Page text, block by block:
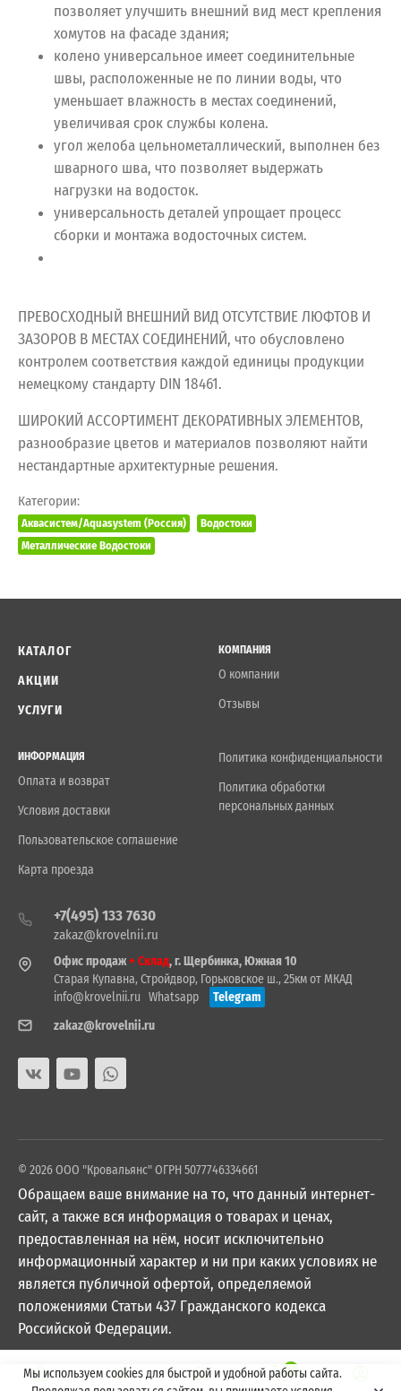
позволяет улучшить внешний вид мест крепления
хомутов на фасаде здания;
колено универсальное имеет соединительные
швы, расположенные не по линии воды, что
уменьшает влажность в местах соединений,
увеличивая срок службы колена.
угол желоба цельнометаллический, выполнен без
шварного шва, что позволяет выдержать
нагрузки на водосток.
универсальность деталей упрощает процесс
сборки и монтажа водосточных систем.
ПРЕВОСХОДНЫЙ ВНЕШНИЙ ВИД ОТСУТСТВИЕ ЛЮФТОВ И
ЗАЗОРОВ В МЕСТАХ СОЕДИНЕНИЙ, что обусловлено
контролем соответствия каждой единицы продукции
немецкому стандарту DIN 18461.
ШИРОКИЙ АССОРТИМЕНТ ДЕКОРАТИВНЫХ ЭЛЕМЕНТОВ,
разнообразие цветов и материалов позволяют найти
нестандартные архитектурные решения.
Категории:
Аквасистем/Aquasystem (Россия)
Водостоки
Металлические Водостоки
КАТАЛОГ
АКЦИИ
УСЛУГИ
КОМПАНИЯ
О компании
Отзывы
ИНФОРМАЦИЯ
Оплата и возврат
Условия доставки
Пользовательское соглашение
Карта проезда
Политика конфиденциальности
Политика обработки
персональных данных
+7(495) 133 7630
zakaz@krovelnii.ru
Офис продаж+ Склад, г. Щербинка, Южная 10
Старая Купавна, Стройдвор, Горьковское ш., 25км от МКАД
info@krovelnii.ru Whatsapp
Telegram
zakaz@krovelnii.ru
© 2026 ООО "Кровальянс" ОГРН 5077746334661
Обращаем ваше внимание на то, что данный интернет-
сайт, а также вся информация о товарах и ценах,
предоставленная на нём, носит исключительно
информационный характер и ни при каких условиях не
является публичной офертой, определяемой
положениями Статьи 437 Гражданского кодекса
Российской Федерации.
Мы используем cookies для быстрой и удобной работы сайта.
0